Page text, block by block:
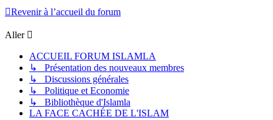
Revenir à l’accueil du forum
Aller
ACCUEIL FORUM ISLAMLA
↳ Présentation des nouveaux membres
↳ Discussions générales
↳ Politique et Economie
↳ Bibliothèque d'Islamla
LA FACE CACHÉE DE L'ISLAM